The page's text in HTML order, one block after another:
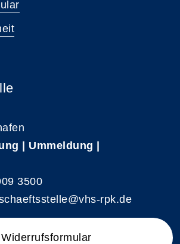
| Ummeldung |
3500
rpk.de
Widerrufsformular